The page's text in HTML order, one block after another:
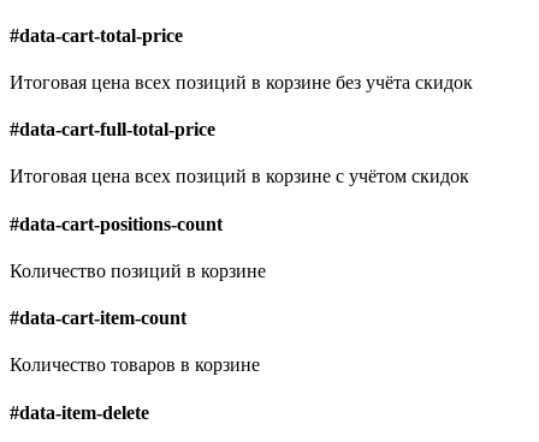
#data-cart-total-price
Итоговая цена всех позиций в корзине без учёта скидок
#data-cart-full-total-price
Итоговая цена всех позиций в корзине с учётом скидок
#data-cart-positions-count
Количество позиций в корзине
#data-cart-item-count
Количество товаров в корзине
#data-item-delete